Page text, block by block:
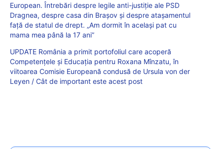
European. Întrebări despre legile anti-justiție ale PSD
Dragnea, despre casa din Brașov și despre atașamentul
față de statul de drept. „Am dormit în același pat cu
mama mea până la 17 ani”
UPDATE România a primit portofoliul care acoperă
Competențele și Educația pentru Roxana Mînzatu, în
viitoarea Comisie Europeană condusă de Ursula von der
Leyen / Cât de important este acest post